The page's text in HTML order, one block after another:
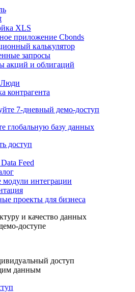
XLS
приложение Cbonds
калькулятор
запросы
акций и облигаций
контрагента
7-дневный демо-доступ
глобальную базу данных
доступ
Feed
модули интеграции
проекты для бизнеса
и качество данных
доступе
доступ
данным